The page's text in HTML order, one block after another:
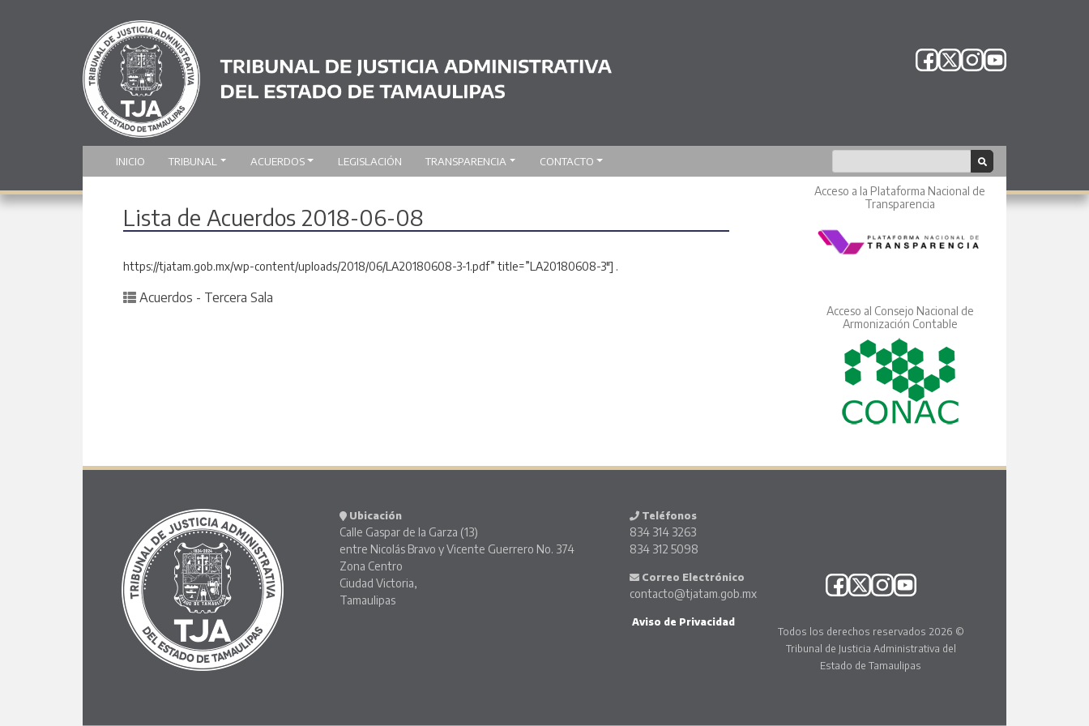
INICIO TRIBUNAL ACUERDOS LEGISLACIÓN TRANSPARENCIA CONTACTO
Lista de Acuerdos 2018-06-08
https://tjatam.gob.mx/wp-content/uploads/2018/06/LA20180608-3-1.pdf” title=”LA20180608-3″] .
Posted in
Acuerdos - Tercera Sala
Acceso a la Plataforma Nacional de
Transparencia
Acceso al Consejo Nacional de
Armonización Contable
Ubicación
Calle Gaspar de la Garza (13)
entre Nicolás Bravo y Vicente Guerrero No. 374
Zona Centro
Ciudad Victoria,
Tamaulipas
Teléfonos
834 314 3263
834 312 5098
Correo Electrónico
contacto@tjatam.gob.mx
Aviso de Privacidad
Todos los derechos reservados 2026 ©
Tribunal de Justicia Administrativa del
Estado de Tamaulipas